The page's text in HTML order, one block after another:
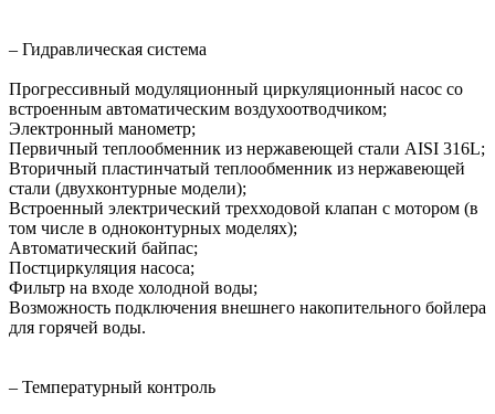
– Гидравлическая система
Прогрессивный модуляционный циркуляционный насос со
встроенным автоматическим воздухоотводчиком;
Электронный манометр;
Первичный теплообменник из нержавеющей стали AISI 316L;
Вторичный пластинчатый теплообменник из нержавеющей
стали (двухконтурные модели);
Встроенный электрический трехходовой клапан с мотором (в
том числе в одноконтурных моделях);
Автоматический байпас;
Постциркуляция насоса;
Фильтр на входе холодной воды;
Возможность подключения внешнего накопительного бойлера
для горячей воды.
– Температурный контроль